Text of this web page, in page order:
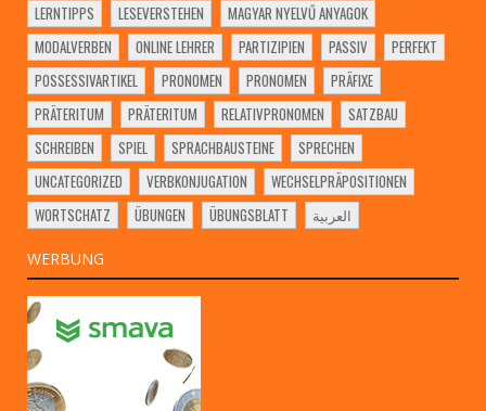
LERNTIPPS
LESEVERSTEHEN
MAGYAR NYELVŰ ANYAGOK
MODALVERBEN
ONLINE LEHRER PARTIZIPIEN PASSIV
PERFEKT
POSSESSIVARTIKEL
PRONOMEN PRONOMEN
PRÄFIXE
PRÄTERITUM
PRÄTERITUM RELATIVPRONOMEN
SATZBAU
SCHREIBEN
SPIEL SPRACHBAUSTEINE
SPRECHEN
UNCATEGORIZED
VERBKONJUGATION
WECHSELPRÄPOSITIONEN
WORTSCHATZ
ÜBUNGEN ÜBUNGSBLATT العربية
WERBUNG